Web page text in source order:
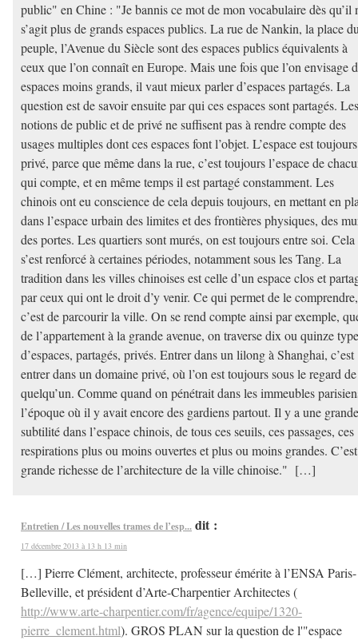
public" en Chine : "Je bannis ce mot de mon vocabulaire dès qu’il
s’agit plus de grands espaces publics. La rue de Nankin, la place
peuple, l’Avenue du Siècle sont des espaces publics équivalents à
ceux que l’on connaît en Europe. Mais une fois que l’on envisage
espaces moins grands, il vaut mieux parler d’espaces partagés. La
question est de savoir ensuite par qui ces espaces sont partagés. Les
notions de public et de privé ne suffisent pas à rendre compte des
usages multiples dont ces espaces font l’objet. L’espace est toujours
privé, parce que même dans la rue, c’est toujours l’espace de
qui compte, et en même temps il est partagé constamment. Les
chinois ont eu conscience de cela depuis toujours, en mettant en
dans l’espace urbain des limites et des frontières physiques, des
des portes. Les quartiers sont murés, on est toujours entre soi. Cela
s’est renforcé à certaines périodes, notamment sous les Tang. La
tradition dans les villes chinoises est celle d’un espace clos et
par ceux qui ont le droit d’y venir. Ce qui permet de le comprendre,
c’est de parcourir la ville. On se rend compte ainsi par exemple,
de l’appartement à la grande avenue, on traverse dix ou quinze
d’espaces, partagés, privés. Entrer dans un lilong à Shanghai, c’est
entrer dans un domaine privé, où l’on est toujours sous le regard de
quelqu’un. Comme quand on pénétrait dans les immeubles
l’époque où il y avait encore des gardiens partout. Il y a une grande
subtilité dans l’espace chinois, de tous ces seuils, ces passages, ces
respirations plus ou moins ouvertes et plus ou moins grandes.
grande richesse de l’architecture de la ville chinoise." […]
Entretien / Les nouvelles trames de l’esp... dit :
17 décembre 2013 à 13 h 13 min
[…] Pierre Clément, architecte, professeur émérite à l’ENSA Paris-
Belleville, et président d’Arte-Charpentier Architectes (
http://www.arte-charpentier.com/fr/agence/equipe/1320-
pierre_clement.html). GROS PLAN sur la question de l'"espace